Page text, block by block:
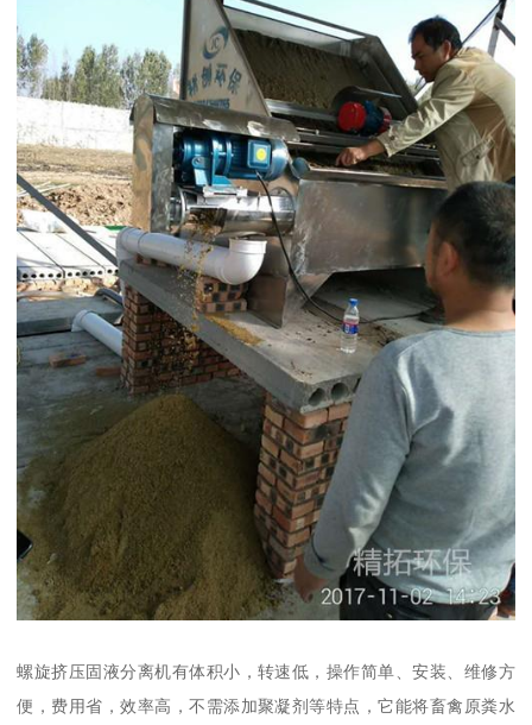
螺旋挤压固液分离机有体积小，转速低，操作简单、安装、维修方
便，费用省，效率高，不需添加聚凝剂等特点，它能将畜禽原粪水